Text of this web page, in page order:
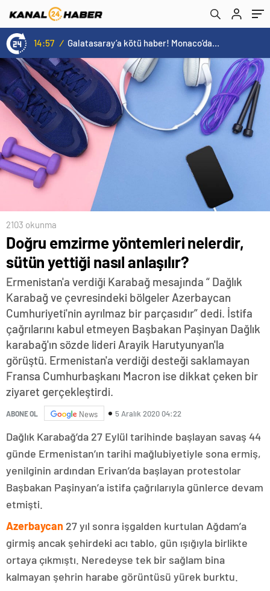
14:57 / Galatasaray’a kötü haber! Monaco’dan flaş Onyekuru kararı.
2103 okunma
Doğru emzirme yöntemleri nelerdir,
sütün yettiği nasıl anlaşılır?
Ermenistan'a verdiği Karabağ mesajında “ Dağlık
Karabağ ve çevresindeki bölgeler Azerbaycan
Cumhuriyeti'nin ayrılmaz bir parçasıdır” dedi. İstifa
çağrılarını kabul etmeyen Başbakan Paşinyan Dağlık
karabağ'ın sözde lideri Arayik Harutyunyan'la
görüştü. Ermenistan'a verdiği desteği saklamayan
Fransa Cumhurbaşkanı Macron ise dikkat çeken bir
ziyaret gerçekleştirdi.
ABONE OL News 5 Aralık 2020 04:22
Dağlık Karabağ’da 27 Eylül tarihinde başlayan savaş 44
günde Ermenistan’ın tarihi mağlubiyetiyle sona ermiş,
yenilginin ardından Erivan’da başlayan protestolar
Başbakan Paşinyan’a istifa çağrılarıyla günlerce devam
etmişti.
Azerbaycan 27 yıl sonra işgalden kurtulan Ağdam’a
girmiş ancak şehirdeki acı tablo, gün ışığıyla birlikte
ortaya çıkmıştı. Neredeyse tek bir sağlam bina
kalmayan şehrin harabe görüntüsü yürek burktu.
duyurdu!